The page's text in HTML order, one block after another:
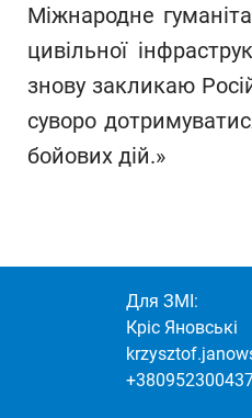
Міжнародне
цивільної
знову закликаю
суворо
бойових дій.»
Для ЗМІ:
Кріс Яновські